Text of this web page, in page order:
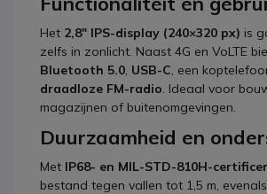
Het 2,8″ IPS-display (240×320 px) is
zelfs in zonlicht. Naast 4G en VoLTE
Bluetooth 5.0, USB-C, een
draadloze FM-radio. Ideaal voor
magazijnen of buitenomgevingen.
Duurzaamheid en
Met IP68- en MIL-STD-810H-
bestand tegen vallen tot 1,5 m,